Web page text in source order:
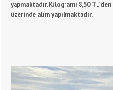
yapmaktadır. Kilogramı 8,50
üzerinde alım yapılmaktadır.